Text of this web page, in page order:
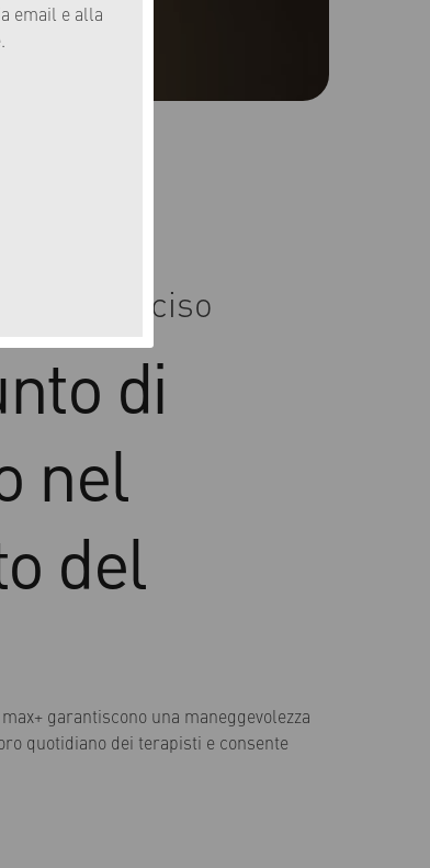
preciso
di
nel
del
garantiscono una maneggevolezza
quotidiano dei terapisti e consente
email e alla